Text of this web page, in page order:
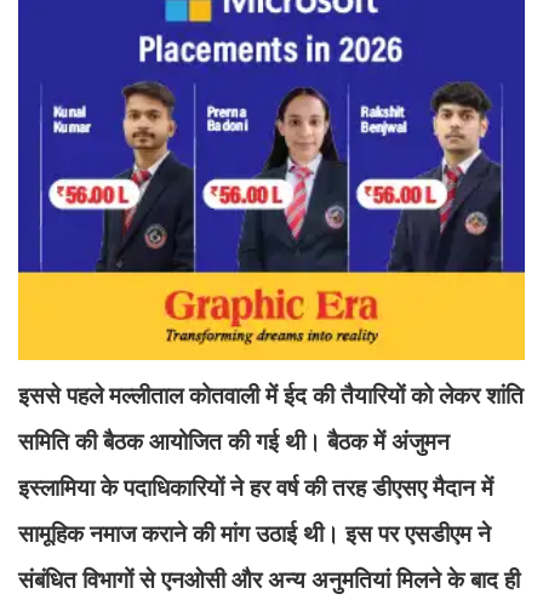
इससे पहले मल्लीताल कोतवाली में ईद की तैयारियों को लेकर शांति
समिति की बैठक आयोजित की गई थी। बैठक में अंजुमन
इस्लामिया के पदाधिकारियों ने हर वर्ष की तरह डीएसए मैदान में
सामूहिक नमाज कराने की मांग उठाई थी। इस पर एसडीएम ने
संबंधित विभागों से एनओसी और अन्य अनुमतियां मिलने के बाद ही